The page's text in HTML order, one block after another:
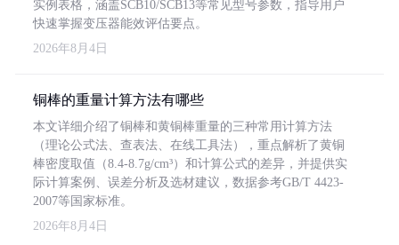
实例表格，涵盖SCB10/SCB13等常见型号参数，指导用户
快速掌握变压器能效评估要点。
2026年8月4日
铜棒的重量计算方法有哪些
本文详细介绍了铜棒和黄铜棒重量的三种常用计算方法
（理论公式法、查表法、在线工具法），重点解析了黄铜
棒密度取值（8.4-8.7g/cm³）和计算公式的差异，并提供实
际计算案例、误差分析及选材建议，数据参考GB/T 4423-
2007等国家标准。
2026年8月4日